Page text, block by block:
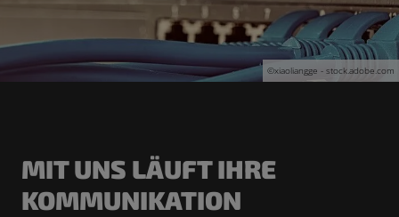
©xiaoliangge - stock.adobe.com
MIT UNS LÄUFT IHRE
KOMMUNIKATION